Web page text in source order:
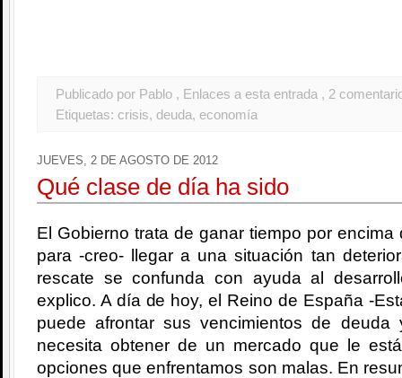
Publicado por Pablo , Enlaces a esta entrada , 2
Etiquetas: crisis, deuda, economía
JUEVES, 2 DE AGOSTO DE 2012
Qué clase de día ha sido
El Gobierno trata de ganar tiempo por
para -creo- llegar a una situación tan
rescate se confunda con ayuda al
explico. A día de hoy, el Reino de España -
puede afrontar sus vencimientos de
necesita obtener de un mercado que le
opciones que enfrentamos son malas. En